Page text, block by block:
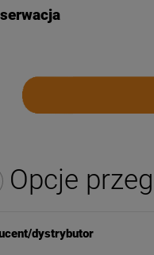
Opcje
dystrybutor